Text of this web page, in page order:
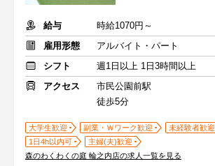
給与
時給1070円～
雇用形態
アルバイト・パート
シフト
週1日以上 1日3時間以上
アクセス
市民公園前駅
徒歩5分
大学生歓迎 副業・Ｗワーク歓迎
未経験者歓迎
1日4h以内可
主婦(夫)歓迎
森のわくわくの庭 輪之内店の求人一覧を見る